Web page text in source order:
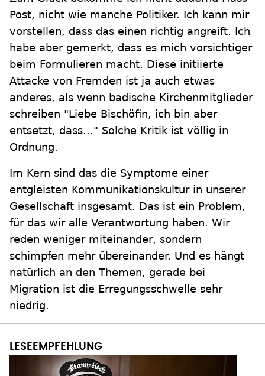
Post, nicht wie manche Politiker. Ich kann mir
vorstellen, dass das einen richtig angreift. Ich
habe aber gemerkt, dass es mich vorsichtiger
beim Formulieren macht. Diese initiierte
Attacke von Fremden ist ja auch etwas
anderes, als wenn badische Kirchenmitglieder
schreiben "Liebe Bischöfin, ich bin aber
entsetzt, dass..." Solche Kritik ist völlig in
Ordnung.
Im Kern sind das die Symptome einer
entgleisten Kommunikationskultur in unserer
Gesellschaft insgesamt. Das ist ein Problem,
für das wir alle Verantwortung haben. Wir
reden weniger miteinander, sondern
schimpfen mehr übereinander. Und es hängt
natürlich an den Themen, gerade bei
Migration ist die Erregungsschwelle sehr
niedrig.